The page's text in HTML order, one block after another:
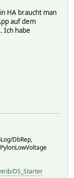
HA braucht man
auf dem
Ich habe
DbRep,
DS_Starter